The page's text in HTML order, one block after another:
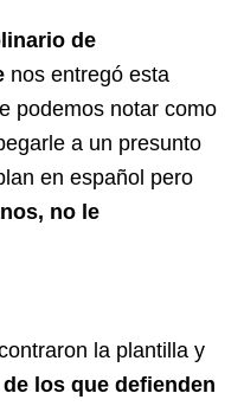
de
nos entregó esta
podemos notar como
a un presunto
en español pero
no le
la plantilla y
los que defienden